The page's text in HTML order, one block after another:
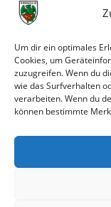
Um dir ein optimales
Cookies, um
zuzugreifen. Wenn du
wie das Surfverhalten
verarbeiten. Wenn du
können bestimmte
31. Juli 2026
30. Juli 2026
Deine Spielminute:
28. Juli 2026
Neuer
Neue Podcast-
27. Juli 2026